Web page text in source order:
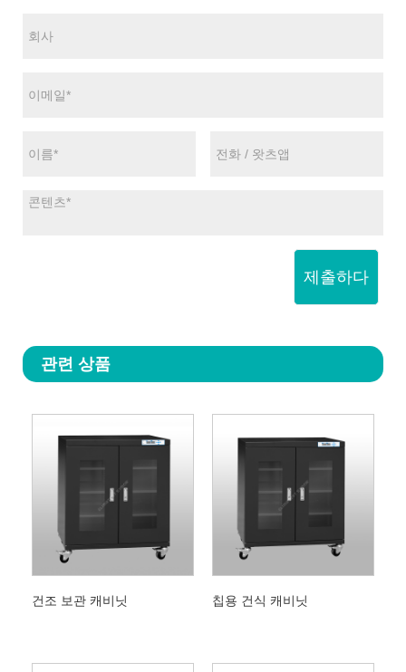
제출하다
관련 상품
건조 보관 캐비닛 칩용 건식 캐비닛